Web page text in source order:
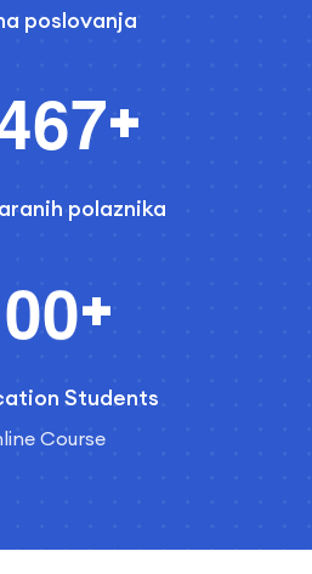
poslovanja
67+
polaznika
00+
Students
Course